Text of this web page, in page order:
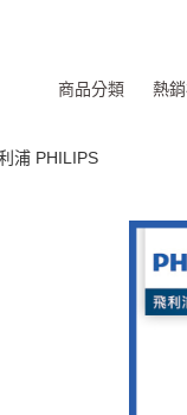
商品分類 熱
浦 PHILIPS